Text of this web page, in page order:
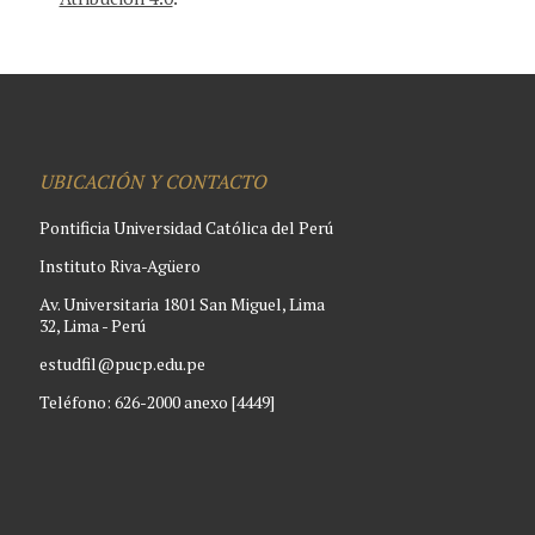
UBICACIÓN Y CONTACTO
Pontificia Universidad Católica del Perú
Instituto Riva-Agüero
Av. Universitaria 1801 San Miguel, Lima
32, Lima - Perú
estudfil@pucp.edu.pe
Teléfono: 626-2000 anexo [4449]